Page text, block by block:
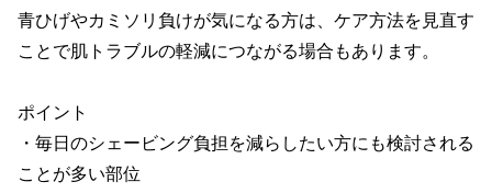
青ひげやカミソリ負けが気になる方は、ケア方法を見直す
ことで肌トラブルの軽減につながる場合もあります。
ポイント
・毎日のシェービング負担を減らしたい方にも検討される
ことが多い部位